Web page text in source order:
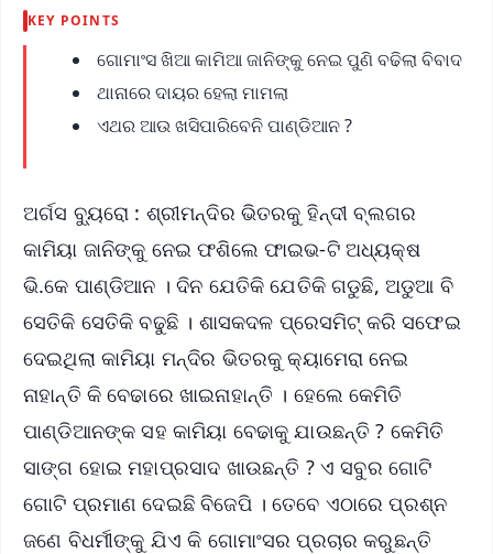
KEY POINTS
ଗୋମାଂସ ଖିଆ କାମିଆ ଜାନିଙ୍କୁ ନେଇ ପୁଣି ବଢିଲା ବିବାଦ
ଥାନାରେ ଦାୟର ହେଲା ମାମଲା
ଏଥର ଆଉ ଖସିପାରିବେନି ପାଣ୍ଡିଆନ ?
ଅର୍ଗସ ବ୍ୟୁରୋ : ଶ୍ରୀମନ୍ଦିର ଭିତରକୁ ହିନ୍ଦୀ ବ୍ଲଗର
କାମିୟା ଜାନିଙ୍କୁ ନେଇ ଫଶିଲେ ଫାଇଭ-ଟି ଅଧ୍ୟକ୍ଷ
ଭି.କେ ପାଣ୍ଡିଆନ । ଦିନ ଯେତିକି ଯେତିକି ଗଡୁଛି, ଅଡୁଆ ବି
ସେତିକି ସେତିକି ବଢୁଛି । ଶାସକଦଳ ପ୍ରେସମିଟ୍‌ କରି ସଫେଇ
ଦେଇଥିଲା କାମିୟା ମନ୍ଦିର ଭିତରକୁ କ୍ୟାମେରା ନେଇ
ନାହାନ୍ତି କି ବେଢାରେ ଖାଇନାହାନ୍ତି । ହେଲେ କେମିତି
ପାଣ୍ଡିଆନଙ୍କ ସହ କାମିୟା ବେଢାକୁ ଯାଉଛନ୍ତି ? କେମିତି
ସାଙ୍ଗ ହୋଇ ମହାପ୍ରସାଦ ଖାଉଛନ୍ତି ? ଏ ସବୁର ଗୋଟି
ଗୋଟି ପ୍ରମାଣ ଦେଇଛି ବିଜେପି । ତେବେ ଏଠାରେ ପ୍ରଶ୍ନ
ଜଣେ ବିଧର୍ମୀଙ୍କୁ ଯିଏ କି ଗୋମାଂସର ପ୍ରଚାର କରୁଛନ୍ତି